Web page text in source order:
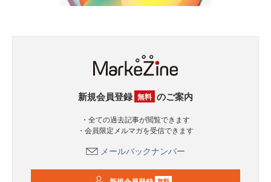
新規会員登録 無料 のご案内
・全ての過去記事が閲覧できます
・会員限定メルマガを受信できます
メールバックナンバー